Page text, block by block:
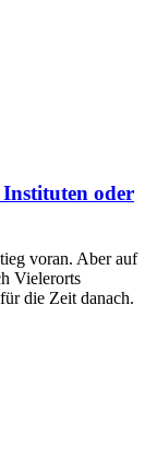
oder
voran. Aber auf
Vielerorts
die Zeit danach.